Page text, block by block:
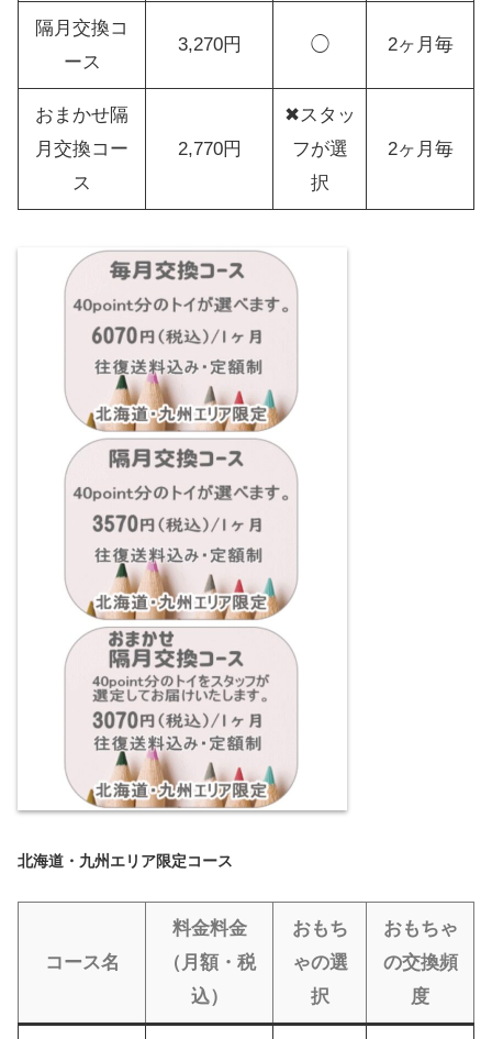
隔月交換コ
ース
3,270円 ◯ 2ヶ月毎
おまかせ隔
月交換コー
ス
2,770円
✖スタッ
フが選
択
2ヶ月毎
北海道・九州エリア限定コース
コース名
料金料金
（月額・税
込）
おもち
ゃの選
択
おもちゃ
の交換頻
度